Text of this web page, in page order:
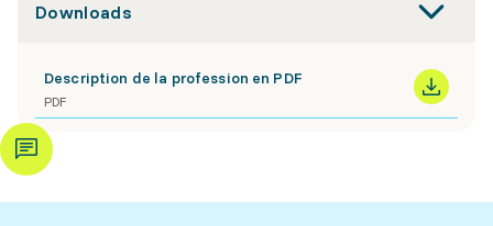
Downloads
Description de la profession en PDF
PDF